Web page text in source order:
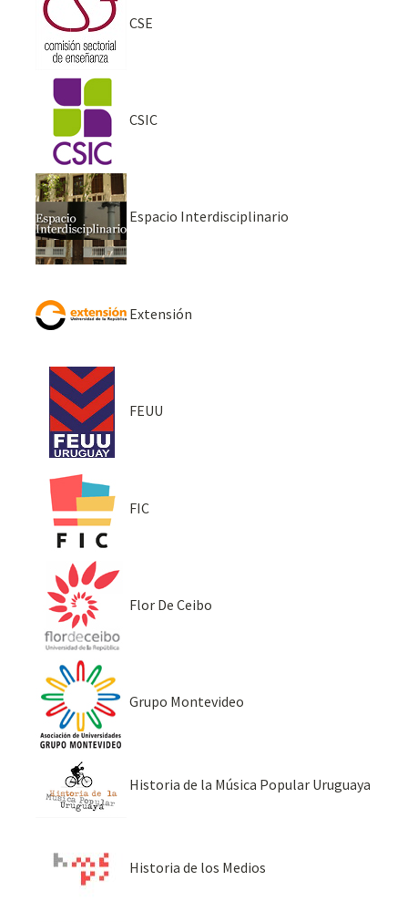
CSE
CSIC
Espacio Interdisciplinario
Extensión
FEUU
FIC
Flor De Ceibo
Grupo Montevideo
Historia de la Música Popular Uruguaya
Historia de los Medios